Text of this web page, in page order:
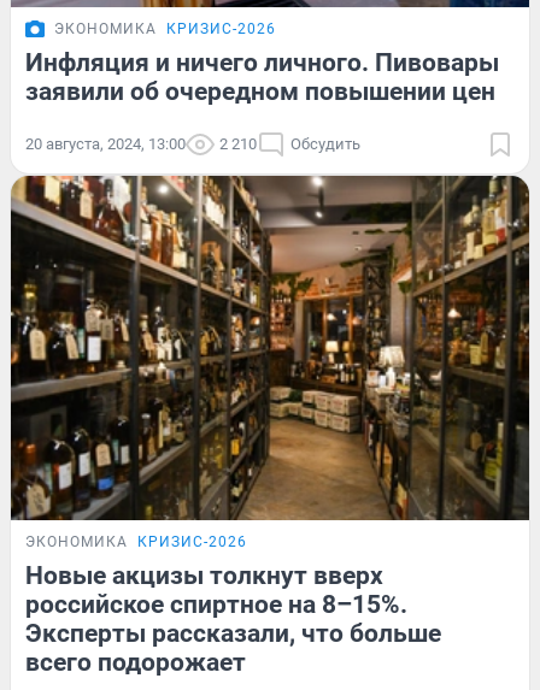
ЭКОНОМИКА КРИЗИС-2026
Инфляция и ничего личного. Пивовары
заявили об очередном повышении цен
20 августа, 2024, 13:00 2 210 Обсудить
ЭКОНОМИКА КРИЗИС-2026
Новые акцизы толкнут вверх
российское спиртное на 8–15%.
Эксперты рассказали, что больше
всего подорожает